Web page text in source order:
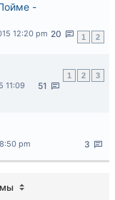
-
1 2
20
12:20 pm
1 2 3
51
11:09
3
pm